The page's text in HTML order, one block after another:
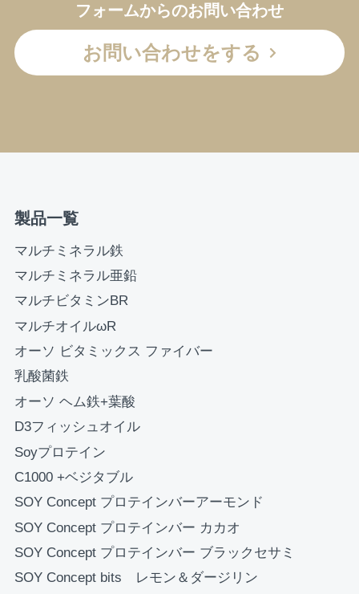
フォームからのお問い合わせ
お問い合わせをする
製品一覧
マルチミネラル鉄
マルチミネラル亜鉛
マルチビタミンBR
マルチオイルωR
オーソ ビタミックス ファイバー
乳酸菌鉄
オーソ ヘム鉄+葉酸
D3フィッシュオイル
Soyプロテイン
C1000 +ベジタブル
SOY Concept プロテインバーアーモンド
SOY Concept プロテインバー カカオ
SOY Concept プロテインバー ブラックセサミ
SOY Concept bits レモン＆ダージリン